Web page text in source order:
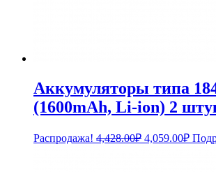
Аккумуляторы типа
(1600mAh, Li-ion) 2
Распродажа! 4,428.00₽ 4,059.00₽